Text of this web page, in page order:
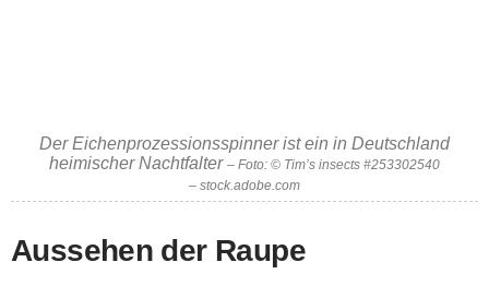
Der Eichenprozessionsspinner ist ein in Deutschland
heimischer Nachtfalter – Foto: © Tim’s insects #253302540
– stock.adobe.com
Aussehen der Raupe